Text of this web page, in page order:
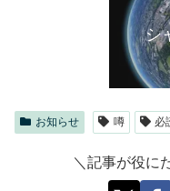
シ
お知らせ 噂 必
＼記事が役に